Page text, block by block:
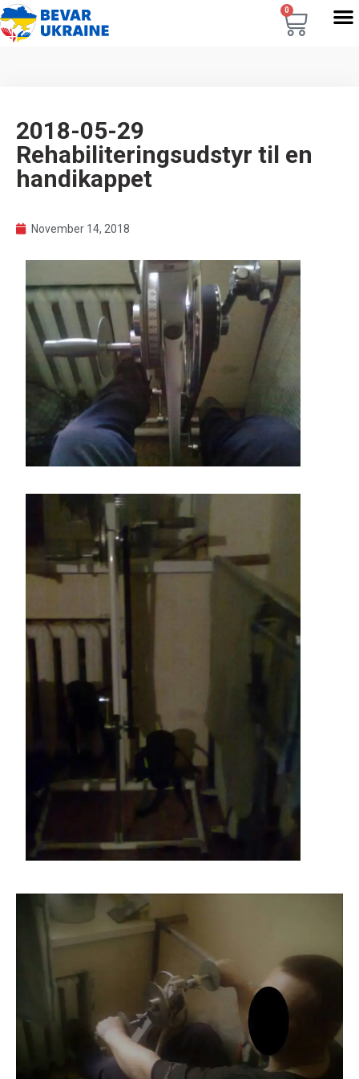
0
2018-05-29
Rehabiliteringsudstyr til en
handikappet
November 14, 2018